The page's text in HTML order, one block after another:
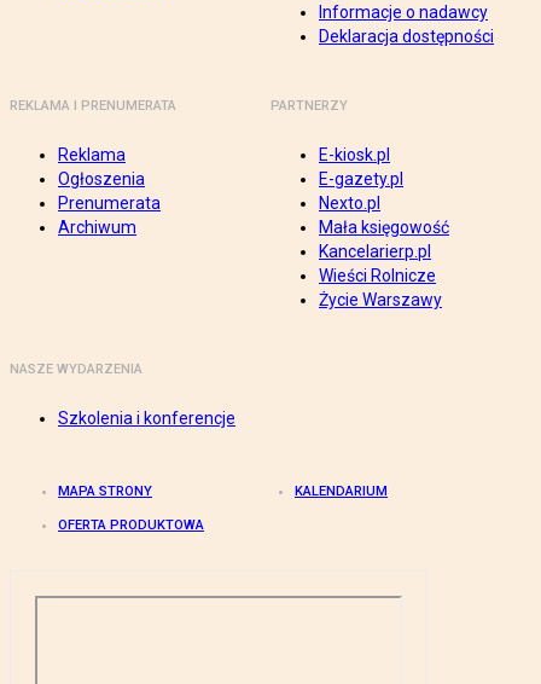
Informacje o nadawcy
Deklaracja dostępności
REKLAMA I PRENUMERATA
Reklama
Ogłoszenia
Prenumerata
Archiwum
PARTNERZY
E-kiosk.pl
E-gazety.pl
Nexto.pl
Mała księgowość
Kancelarierp.pl
Wieści Rolnicze
Życie Warszawy
NASZE WYDARZENIA
Szkolenia i konferencje
MAPA STRONY KALENDARIUM
OFERTA PRODUKTOWA